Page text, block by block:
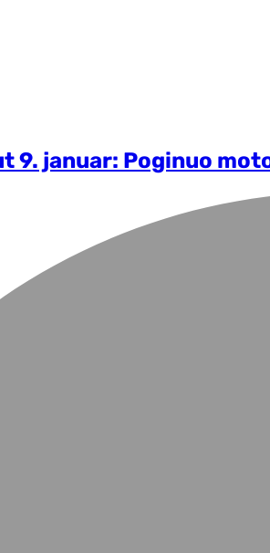
9. januar: Poginuo